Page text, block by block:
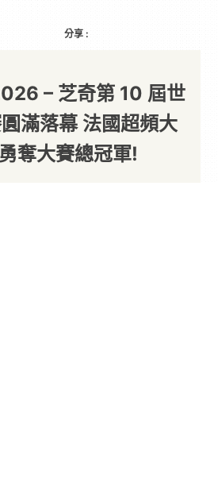
分享 :
– 芝奇第 10 屆世
滿落幕 法國超頻大
奪大賽總冠軍!